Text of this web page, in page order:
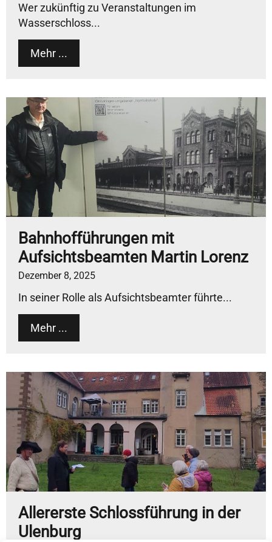
Wer zukünftig zu Veranstaltungen im
Wasserschloss...
Mehr ...
Bahnhofführungen mit
Aufsichtsbeamten Martin Lorenz
Dezember 8, 2025
In seiner Rolle als Aufsichtsbeamter führte...
Mehr ...
Allererste Schlossführung in der
Ulenburg